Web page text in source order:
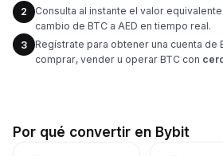
2
Consulta al instante el valor
cambio de BTC a AED en tiempo real.
3
Regístrate para obtener una cuenta de
comprar, vender u operar BTC con
Por qué convertir en Bybit